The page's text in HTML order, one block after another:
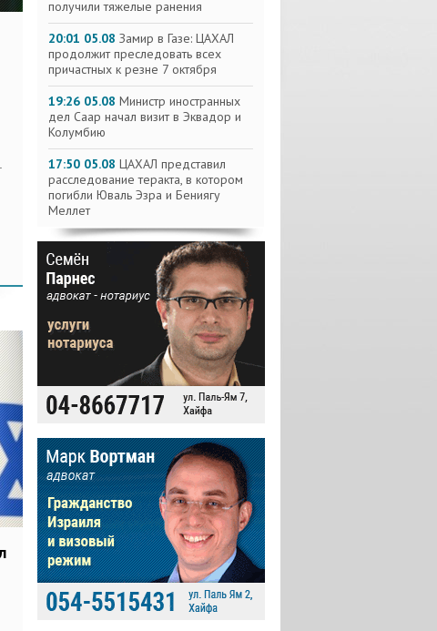
получили тяжелые ранения
20:01 05.08 Замир в Газе: ЦАХАЛ
продолжит преследовать всех
причастных к резне 7 октября
19:26 05.08 Министр иностранных
дел Саар начал визит в Эквадор и
Колумбию
17:50 05.08 ЦАХАЛ представил
расследование теракта, в котором
погибли Юваль Эзра и Бениягу
Меллет